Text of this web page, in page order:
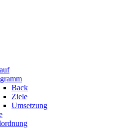
Back
Ziele
Umsetzung